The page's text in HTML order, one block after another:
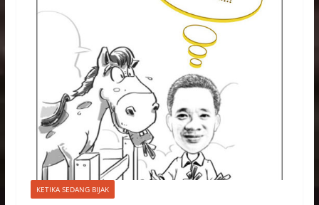
KETIKA SEDANG BIJAK